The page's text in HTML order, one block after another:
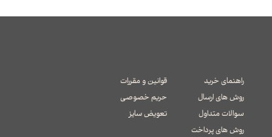
راهنمای خرید
روش های ارسال
سوالات متداول
​​​​​​​روش های پرداخت
قوانین و مقررات
حریم خصوصی
تعویض سایز